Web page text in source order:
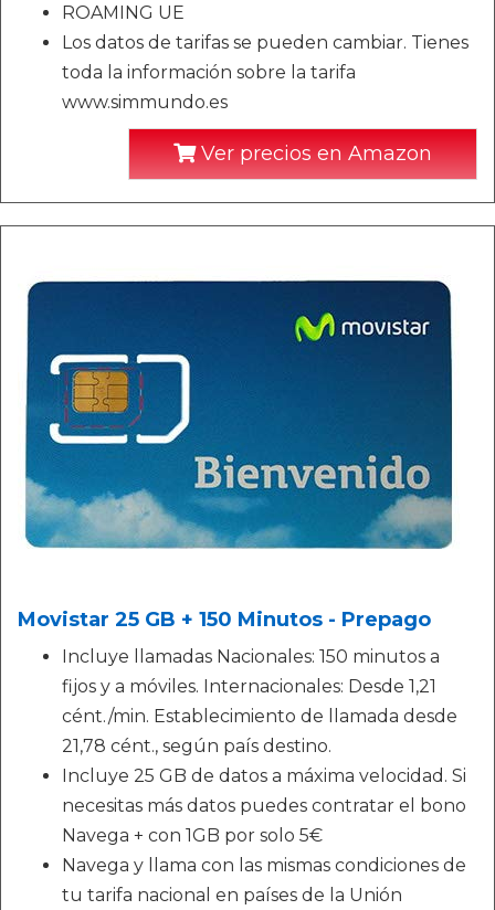
ROAMING UE
Los datos de tarifas se pueden cambiar. Tienes
toda la información sobre la tarifa
www.simmundo.es
Ver precios en Amazon
Movistar 25 GB + 150 Minutos - Prepago
Incluye llamadas Nacionales: 150 minutos a
fijos y a móviles. Internacionales: Desde 1,21
cént./min. Establecimiento de llamada desde
21,78 cént., según país destino.
Incluye 25 GB de datos a máxima velocidad. Si
necesitas más datos puedes contratar el bono
Navega + con 1GB por solo 5€
Navega y llama con las mismas condiciones de
tu tarifa nacional en países de la Unión